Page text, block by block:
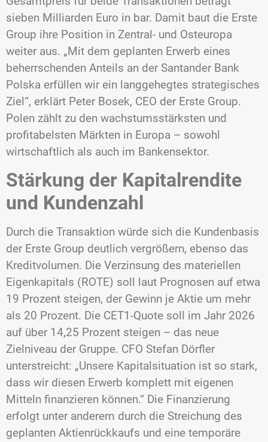
sieben Milliarden Euro in bar. Damit baut die Erste
Group ihre Position in Zentral- und Osteuropa
weiter aus. „Mit dem geplanten Erwerb eines
beherrschenden Anteils an der Santander Bank
Polska erfüllen wir ein langgehegtes strategisches
Ziel“, erklärt Peter Bosek, CEO der Erste Group.
Polen zählt zu den wachstumsstärksten und
profitabelsten Märkten in Europa – sowohl
wirtschaftlich als auch im Bankensektor.
Stärkung der Kapitalrendite
und Kundenzahl
Durch die Transaktion würde sich die Kundenbasis
der Erste Group deutlich vergrößern, ebenso das
Kreditvolumen. Die Verzinsung des materiellen
Eigenkapitals (ROTE) soll laut Prognosen auf etwa
19 Prozent steigen, der Gewinn je Aktie um mehr
als 20 Prozent. Die CET1-Quote soll im Jahr 2026
auf über 14,25 Prozent steigen – das neue
Zielniveau der Gruppe. CFO Stefan Dörfler
unterstreicht: „Unsere Kapitalsituation ist so stark,
dass wir diesen Erwerb komplett mit eigenen
Mitteln finanzieren können.“ Die Finanzierung
erfolgt unter anderem durch die Streichung des
geplanten Aktienrückkaufs und eine temporäre